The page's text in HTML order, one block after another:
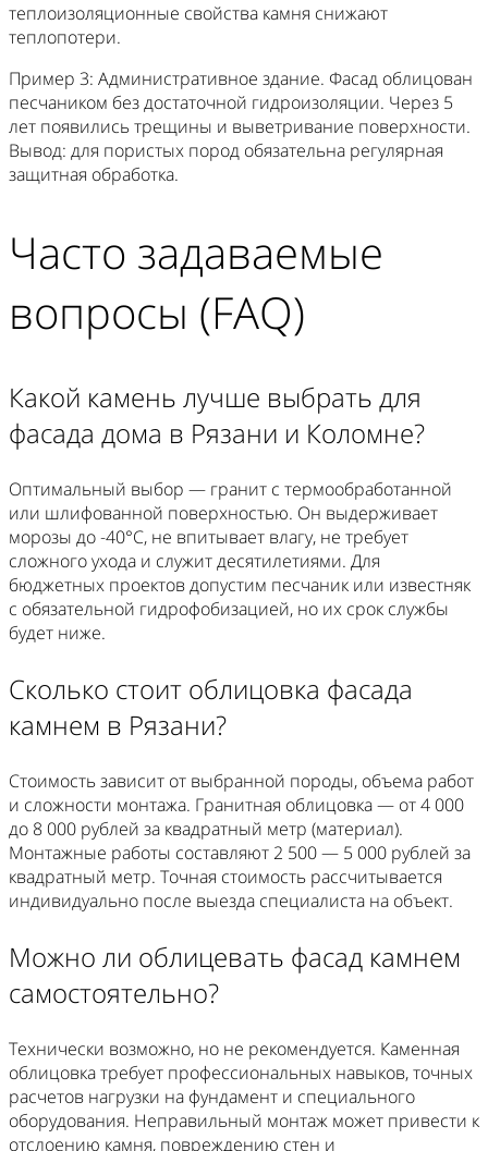
теплоизоляционные свойства камня снижают
теплопотери.
Пример 3: Административное здание. Фасад облицован
песчаником без достаточной гидроизоляции. Через 5
лет появились трещины и выветривание поверхности.
Вывод: для пористых пород обязательна регулярная
защитная обработка.
Часто задаваемые
вопросы (FAQ)
Какой камень лучше выбрать для
фасада дома в Рязани и Коломне?
Оптимальный выбор — гранит с термообработанной
или шлифованной поверхностью. Он выдерживает
морозы до -40°C, не впитывает влагу, не требует
сложного ухода и служит десятилетиями. Для
бюджетных проектов допустим песчаник или известняк
с обязательной гидрофобизацией, но их срок службы
будет ниже.
Сколько стоит облицовка фасада
камнем в Рязани?
Стоимость зависит от выбранной породы, объема работ
и сложности монтажа. Гранитная облицовка — от 4 000
до 8 000 рублей за квадратный метр (материал).
Монтажные работы составляют 2 500 — 5 000 рублей за
квадратный метр. Точная стоимость рассчитывается
индивидуально после выезда специалиста на объект.
Можно ли облицевать фасад камнем
самостоятельно?
Технически возможно, но не рекомендуется. Каменная
облицовка требует профессиональных навыков, точных
расчетов нагрузки на фундамент и специального
оборудования. Неправильный монтаж может привести к
отслоению камня, повреждению стен и